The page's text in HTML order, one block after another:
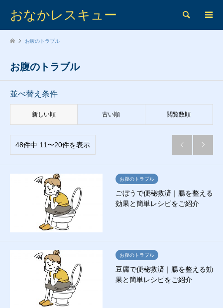
おなかレスキュー 検索
お腹のトラブル
お腹のトラブル
並べ替え条件
新しい順 古い順 閲覧数順
48件中 11〜20件を表示  
お腹のトラブル
ごぼうで便秘救済｜腸を整える
効果と簡単レシピをご紹介
お腹のトラブル
豆腐で便秘救済｜腸を整える効
果と簡単レシピをご紹介